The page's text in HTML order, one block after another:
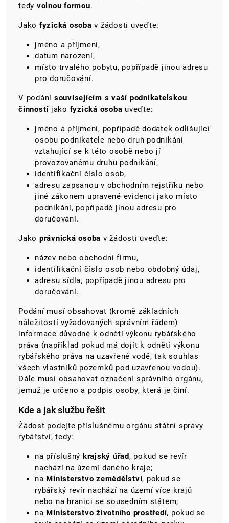
tedy volnou formou.
Jako fyzická osoba v žádosti uveďte:
jméno a příjmení,
datum narození,
místo trvalého pobytu, popřípadě jinou adresu
pro doručování.
V podání souvisejícím s vaší podnikatelskou
činností jako fyzická osoba uveďte:
jméno a příjmení, popřípadě dodatek odlišující
osobu podnikatele nebo druh podnikání
vztahující se k této osobě nebo jí
provozovanému druhu podnikání,
identifikační číslo osob,
adresu zapsanou v obchodním rejstříku nebo
jiné zákonem upravené evidenci jako místo
podnikání, popřípadě jinou adresu pro
doručování.
Jako právnická osoba v žádosti uveďte:
název nebo obchodní firmu,
identifikační číslo osob nebo obdobný údaj,
adresu sídla, popřípadě jinou adresu pro
doručování.
Podání musí obsahovat (kromě základních
náležitostí vyžadovaných správním řádem)
informace důvodné k odnětí výkonu rybářského
práva (například pokud má dojít k odnětí výkonu
rybářského práva na uzavřené vodě, tak souhlas
všech vlastníků pozemků pod uzavřenou vodou).
Dále musí obsahovat označení správního orgánu,
jemuž je určeno a podpis osoby, která je činí.
Kde a jak službu řešit
Žádost podejte příslušnému orgánu státní správy
rybářství, tedy:
na příslušný krajský úřad, pokud se revír
nachází na území daného kraje;
na Ministerstvo zemědělství, pokud se
rybářský revír nachází na území více krajů
nebo na hranici se sousedním státem;
na Ministerstvo životního prostředí, pokud se